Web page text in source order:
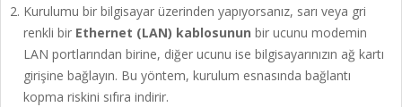
Kurulumu bir bilgisayar üzerinden yapıyorsanız, sarı veya gri
renkli bir Ethernet (LAN) kablosunun bir ucunu modemin
LAN portlarından birine, diğer ucunu ise bilgisayarınızın ağ kartı
girişine bağlayın. Bu yöntem, kurulum esnasında bağlantı
kopma riskini sıfıra indirir.